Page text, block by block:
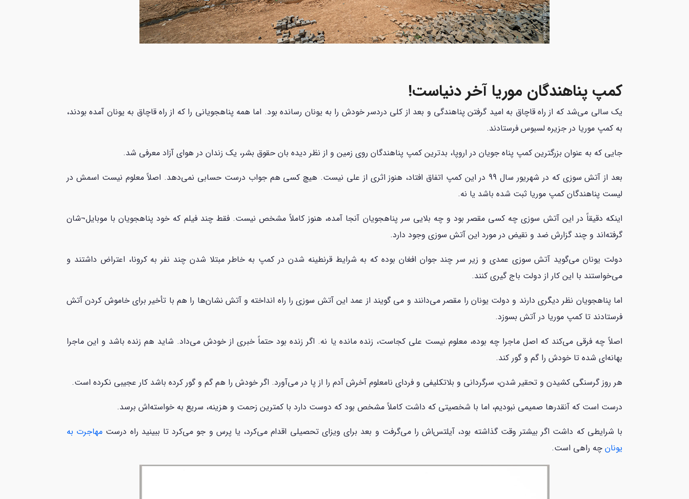
کمپ پناهندگان موریا آخر دنیاست!
یک سالی می‌شد که از راه قاچاق به امید گرفتن پناهندگی و بعد از کلی دردسر خودش را به یونان رسانده بود. اما همه پناهجویانی را که از راه قاچاق به یونان آمده بودند،
به کمپ موریا در جزیره لسبوس فرستادند.
جایی که به عنوان بزرگترین کمپ پناه جویان در اروپا، بدترین کمپ پناهندگان روی زمین و از نظر دیده بان حقوق بشر، یک زندان در هوای آزاد معرفی شد.
بعد از آتش سوزی که در شهریور سال 99 در این کمپ اتفاق افتاد، هنوز اثری از علی نیست. هیچ کسی هم جواب درست حسابی نمی‌دهد. اصلاً معلوم نیست اسمش در
لیست پناهندگان کمپ موریا ثبت شده باشد یا نه.
اینکه دقیقاً در این آتش سوزی چه کسی مقصر بود و چه بلایی سر پناهجویان آنجا آمده، هنوز کاملاً مشخص نیست. فقط چند فیلم که خود پناهجویان با موبایل¬شان
گرفته‌اند و چند گزارش ضد و نقیض در مورد این آتش سوزی وجود دارد.
دولت یونان می‌گوید آتش سوزی عمدی و زیر سر چند جوان افغان بوده که به شرایط قرنطینه شدن در کمپ به خاطر مبتلا شدن چند نفر به کرونا، اعتراض داشتند و
می‌خواستند با این کار از دولت باج گیری کنند.
اما پناهجویان نظر دیگری دارند و دولت یونان را مقصر می‌دانند و می گویند از عمد این آتش سوزی را راه انداخته و آتش نشان‌ها را هم با تأخیر برای خاموش کردن آتش
فرستادند تا کمپ موریا در آتش بسوزد.
اصلاً چه فرقی می‌کند که اصل ماجرا چه بوده، معلوم نیست علی کجاست، زنده مانده یا نه. اگر زنده بود حتماً خبری از خودش می‌داد. شاید هم زنده باشد و این ماجرا
بهانه‌ای شده تا خودش را گم و گور کند.
هر روز گرسنگی کشیدن و تحقیر شدن، سرگردانی و بلاتکلیفی و فردای نامعلوم آخرش آدم را از پا در می‌آورد. اگر خودش را هم گم و گور کرده باشد کار عجیبی نکرده است.
درست است که آنقدرها صمیمی نبودیم، اما با شخصیتی که داشت کاملاً مشخص بود که دوست دارد با کمترین زحمت و هزینه، سریع به خواسته‌اش برسد.
با شرایطی که داشت اگر بیشتر وقت گذاشته بود، آیلتس‌اش را می‌گرفت و بعد برای ویزای تحصیلی اقدام می‌کرد، یا پرس و جو می‌کرد تا ببینید راه درست مهاجرت به
یونان چه راهی است.